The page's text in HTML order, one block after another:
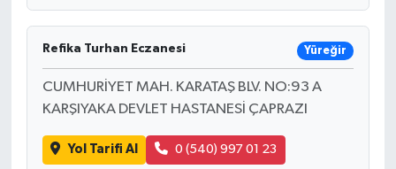
Refika Turhan Eczanesi Yüreğir
CUMHURİYET MAH. KARATAŞ BLV. NO:93 A
KARŞIYAKA DEVLET HASTANESİ ÇAPRAZI
Yol Tarifi Al 0 (540) 997 01 23